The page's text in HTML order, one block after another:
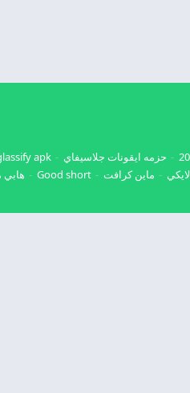
حزمه ايقونات جلاسيفاي
apk
لايكي ماين كرافت Good short
هابي